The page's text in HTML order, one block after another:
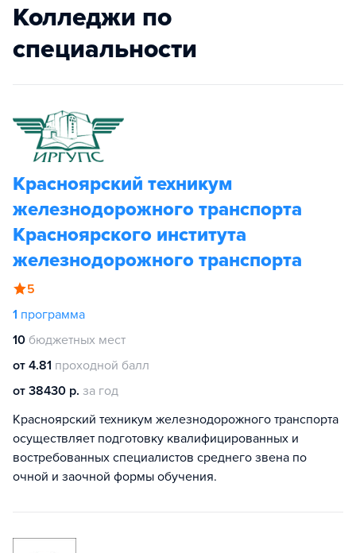
Колледжи по
специальности
Красноярский техникум
железнодорожного транспорта
Красноярского института
железнодорожного транспорта
5
1 программа
10 бюджетных мест
от 4.81 проходной балл
от 38430 р. за год
Красноярский техникум железнодорожного транспорта
осуществляет подготовку квалифицированных и
востребованных специалистов среднего звена по
очной и заочной формы обучения.